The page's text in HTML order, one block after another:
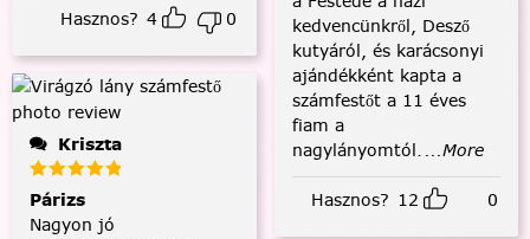
Hasznos? 4 0
Kriszta
Párizs
Nagyon jó
kedvencünkről, Desző
kutyáról, és karácsonyi
ajándékként kapta a
számfestőt a 11 éves
fiam a
nagylányomtól. ...More
Hasznos? 12 0